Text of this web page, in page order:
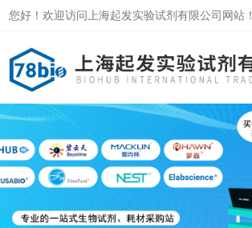
您好！欢迎访问上海起发实验试剂有限公司网站！